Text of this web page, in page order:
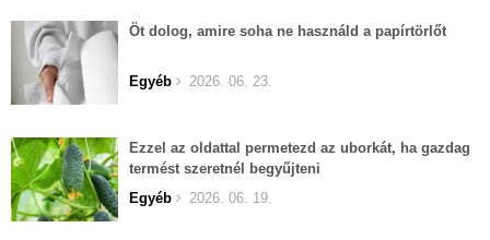
Öt dolog, amire soha ne használd a papírtörlőt
Egyéb 2026. 06. 23.
Ezzel az oldattal permetezd az uborkát, ha gazdag
termést szeretnél begyűjteni
Egyéb
2026. 06. 19.